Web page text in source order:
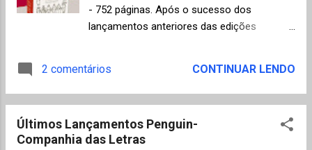
- 752 páginas. Após o sucesso dos
lançamentos anteriores das edições
Real Espanhola organizou e publicou pela
editora Alfaguara em 2008, por ocasião do
Transparente e também em comemoração
aos oitenta anos do mexicano (apesar de
2 comentários CONTINUAR LENDO
Últimos Lançamentos Penguin-
Companhia das Letras